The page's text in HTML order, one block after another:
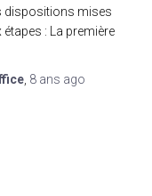
dispositions mises
: La première
, 8 ans ago